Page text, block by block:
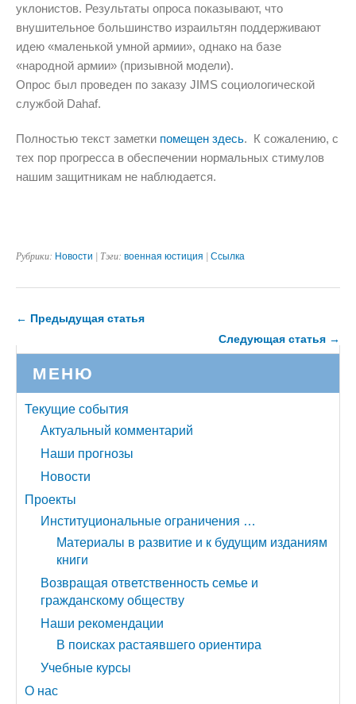
уклонистов. Результаты опроса показывают, что
внушительное большинство израильтян поддерживают
идею «маленькой умной армии», однако на базе
«народной армии» (призывной модели).
Опрос был проведен по заказу JIMS социологической
службой Dahaf.
Полностью текст заметки помещен здесь. К сожалению, с
тех пор прогресса в обеспечении нормальных стимулов
нашим защитникам не наблюдается.
Рубрики: Новости | Тэги: военная юстиция | Ссылка
← Предыдущая статья
Следующая статья →
МЕНЮ
Текущие события
Актуальный комментарий
Наши прогнозы
Новости
Проекты
Институциональные ограничения …
Материалы в развитие и к будущим изданиям
книги
Возвращая ответственность семье и
гражданскому обществу
Наши рекомендации
В поисках растаявшего ориентира
Учебные курсы
О нас